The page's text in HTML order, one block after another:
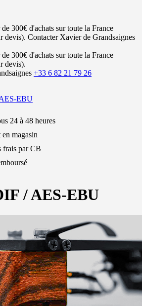
300€ d'achats sur toute la France
devis). Contacter Xavier de Grandsaignes
300€ d'achats sur toute la France
devis).
+33 6 82 21 79 26
EBU
24 à 48 heures
magasin
frais par CB
/ AES-EBU